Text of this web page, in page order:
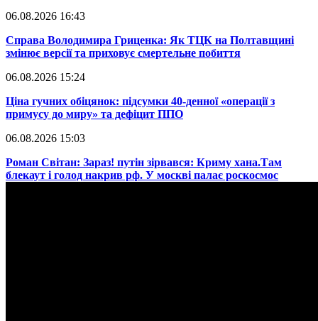
06.08.2026 16:43
​Справа Володимира Гриценка: Як ТЦК на Полтавщині
змінює версії та приховує смертельне побиття
06.08.2026 15:24
​Ціна гучних обіцянок: підсумки 40-денної «операції з
примусу до миру» та дефіцит ППО
06.08.2026 15:03
​Роман Світан: Зараз! путін зірвався: Криму хана.Там
блекаут і голод накрив рф. У москві палає роскосмос